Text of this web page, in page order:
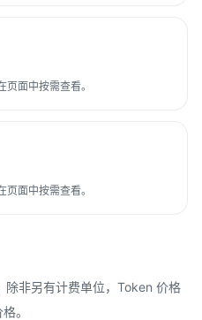
面中按需查看。
面中按需查看。
除非另有计费单位，Token 价格
。